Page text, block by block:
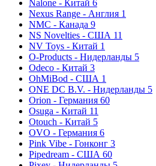
Nalone - Китай 6
Nexus Range - Англия 1
NMC - Канада 9
NS Novelties - США 11
NV Toys - Китай 1
O-Products - Нидерланды 5
Odeco - Китай 3
OhMiBod - США 1
ONE DC B.V. - Нидерланды 5
Orion - Германия 60
Osuga - Китай 11
Otouch - Китай 5
OVO - Германия 6
Pink Vibe - Гонконг 3
Pipedream - США 60